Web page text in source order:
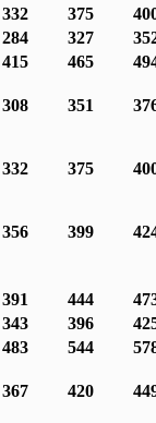
332 375
284 327
415 465
308 351
332 375
356 399
391 444
343 396
483 544
367 420